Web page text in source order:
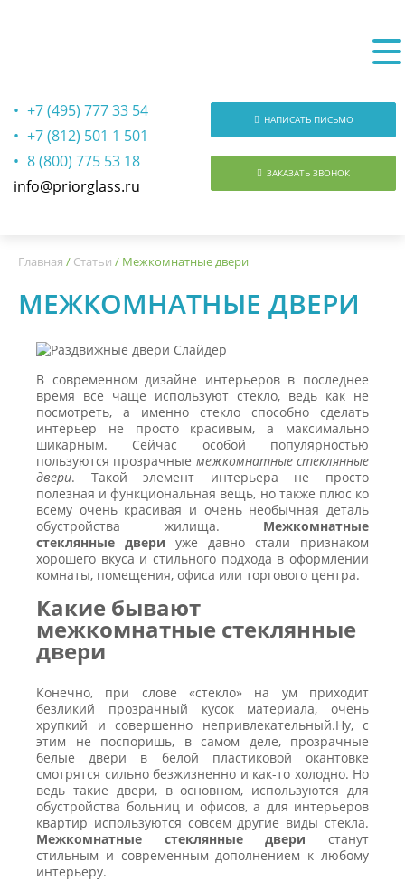
+7 (495) 777 33 54
+7 (812) 501 1 501
8 (800) 775 53 18
info@priorglass.ru
НАПИСАТЬ ПИСЬМО
ЗАКАЗАТЬ ЗВОНОК
Главная / Статьи / Межкомнатные двери
МЕЖКОМНАТНЫЕ ДВЕРИ
В современном дизайне интерьеров в последнее
время все чаще используют стекло, ведь как не
посмотреть, а именно стекло способно сделать
интерьер не просто красивым, а максимально
шикарным. Сейчас особой популярностью
пользуются прозрачные межкомнатные стеклянные
двери. Такой элемент интерьера не просто
полезная и функциональная вещь, но также плюс ко
всему очень красивая и очень необычная деталь
обустройства жилища. Межкомнатные
стеклянные двери уже давно стали признаком
хорошего вкуса и стильного подхода в оформлении
комнаты, помещения, офиса или торгового центра.
Какие бывают
межкомнатные стеклянные
двери
Конечно, при слове «стекло» на ум приходит
безликий прозрачный кусок материала, очень
хрупкий и совершенно непривлекательный.Ну, с
этим не поспоришь, в самом деле, прозрачные
белые двери в белой пластиковой окантовке
смотрятся сильно безжизненно и как-то холодно. Но
ведь такие двери, в основном, используются для
обустройства больниц и офисов, а для интерьеров
квартир используются совсем другие виды стекла.
Межкомнатные стеклянные двери станут
стильным и современным дополнением к любому
интерьеру.